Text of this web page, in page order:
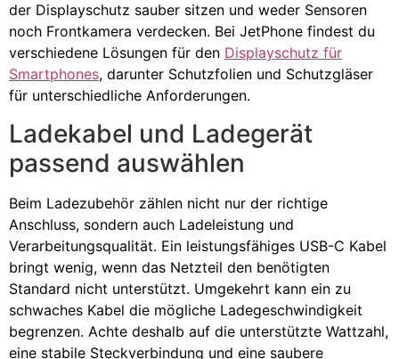
der Displayschutz sauber sitzen und weder Sensoren
noch Frontkamera verdecken. Bei JetPhone findest du
verschiedene Lösungen für den Displayschutz für
Smartphones, darunter Schutzfolien und Schutzgläser
für unterschiedliche Anforderungen.
Ladekabel und Ladegerät
passend auswählen
Beim Ladezubehör zählen nicht nur der richtige
Anschluss, sondern auch Ladeleistung und
Verarbeitungsqualität. Ein leistungsfähiges USB-C Kabel
bringt wenig, wenn das Netzteil den benötigten
Standard nicht unterstützt. Umgekehrt kann ein zu
schwaches Kabel die mögliche Ladegeschwindigkeit
begrenzen. Achte deshalb auf die unterstützte Wattzahl,
eine stabile Steckverbindung und eine saubere